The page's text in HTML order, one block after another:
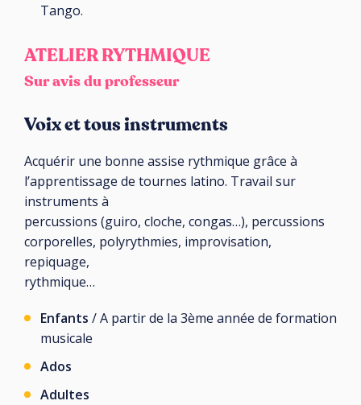
Tango.
ATELIER RYTHMIQUE
Sur avis du professeur
Voix et tous instruments
Acquérir une bonne assise rythmique grâce à
l’apprentissage de tournes latino. Travail sur
instruments à
percussions (guiro, cloche, congas…), percussions
corporelles, polyrythmies, improvisation,
repiquage,
rythmique…
Enfants / A partir de la 3ème année de formation
musicale
Ados
Adultes